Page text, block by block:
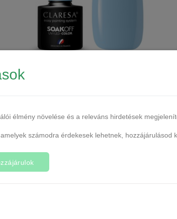
CLARESA UV/LED gél lakk 5g Blue No.702
1.690 Ft
Kosárba
élmény növelése és a releváns hirdetések
számodra érdekesek lehetnek, hozzájárulásod